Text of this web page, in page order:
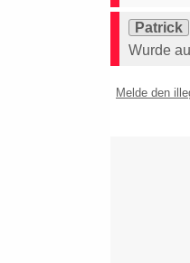
Patrick
Wurde
Melde den